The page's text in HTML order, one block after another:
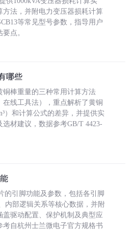
方法，并附电力变压器损耗计算
等常见型号参数，指导用户
点。
哪些
铜棒重量的三种常用计算方法
在线工具法），重点解析了黄铜
）和计算公式的差异，并提供实
材建议，数据参考GB/T 4423-
的引脚功能及参数，包括各引脚
内部逻辑关系等核心数据，并附
盖驱动配置、保护机制及典型应
考自杭州士兰微电子官方规格书